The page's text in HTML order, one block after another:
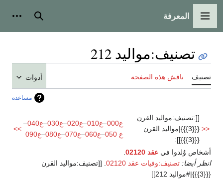
القائمة الرئيسية
المعرفة بحث
تصنيف:مواليد 212
تصنيف ناقش هذه الصفحة أدوات
مساعدة
<<
[[:تصنيف:مواليد القرن
{{{3}}}|مواليد القرن
{{{3}}}]]:
ع000 –ع010 –ع020 –ع030 –ع040
–
ع 050
–ع060 –ع070 –ع080 –ع090
>>
أشخاص وُلدوا في عقد 02120
انظر أيضا: تصنيف:وفيات عقد 02120
. [[تصنيف:مواليد القرن
{{{3}}}|#مواليد 212]]